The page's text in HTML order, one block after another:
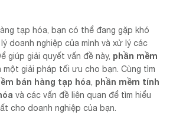
tạp hóa, bạn có thể đang gặp khó
doanh nghiệp của mình và xử lý các
giúp giải quyết vấn đề này, phần mềm
một giải pháp tối ưu cho bạn. Cùng tìm
bán hàng tạp hóa phần mềm tính
và các vấn đề liên quan để tìm hiểu
cho doanh nghiệp của bạn.